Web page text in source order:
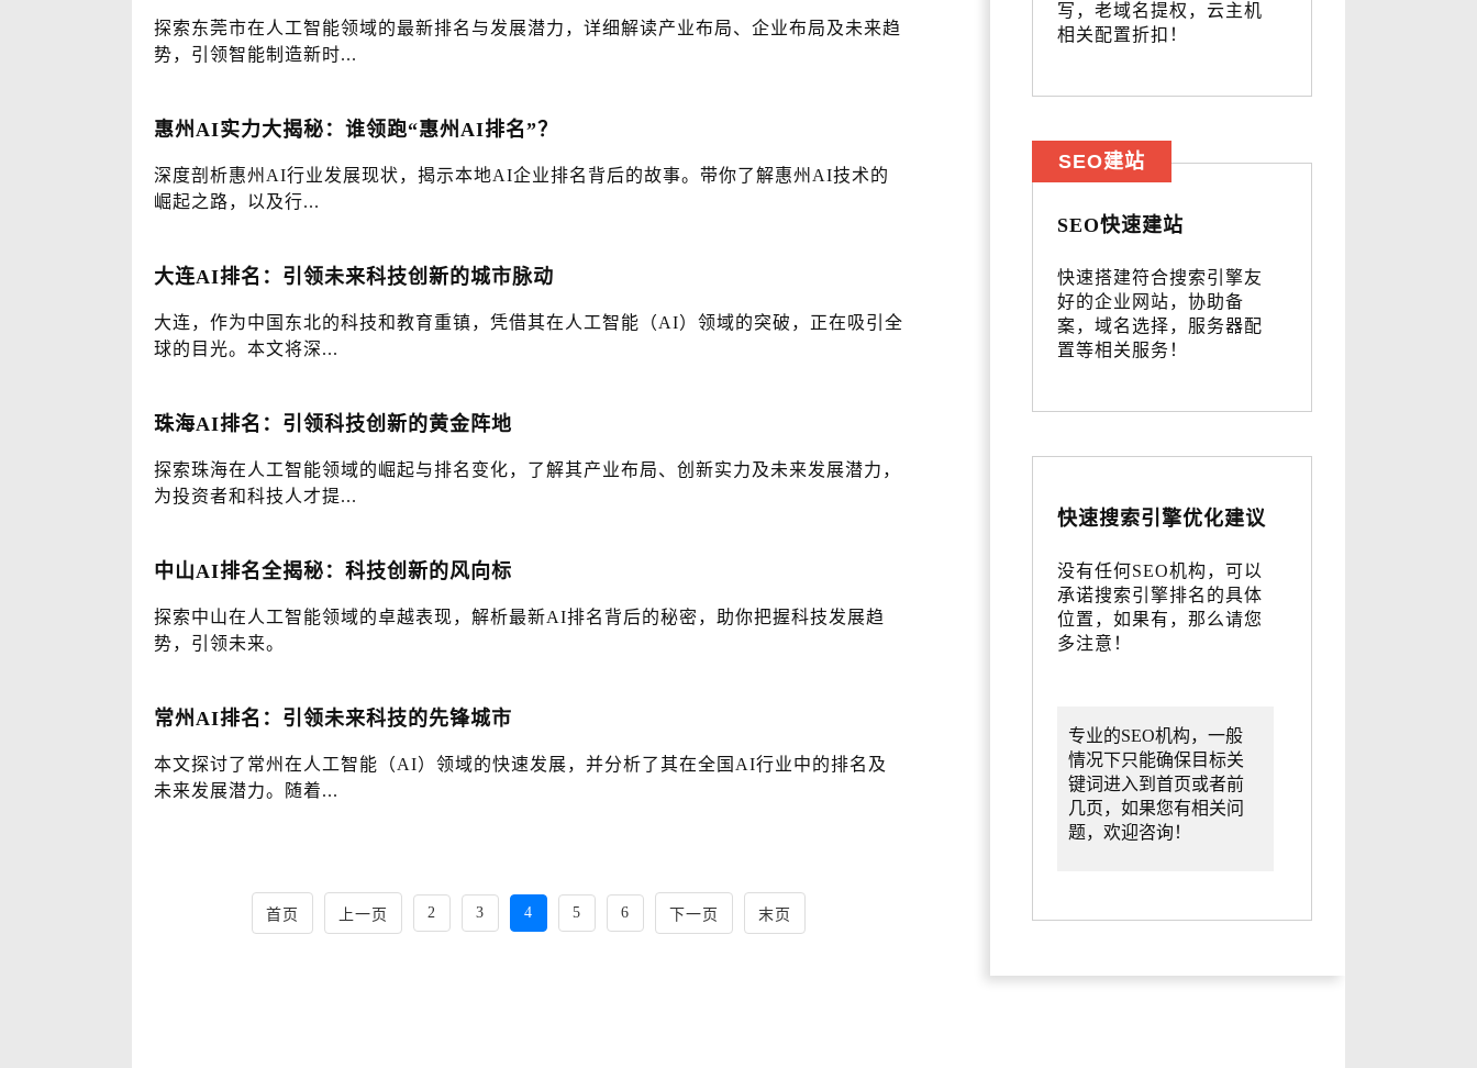
探索东莞市在人工智能领域的最新排名与发展潜力，详细解读产业布局、企业布局及未来趋
势，引领智能制造新时...
惠州AI实力大揭秘：谁领跑“惠州AI排名”？
深度剖析惠州AI行业发展现状，揭示本地AI企业排名背后的故事。带你了解惠州AI技术的
崛起之路，以及行...
大连AI排名：引领未来科技创新的城市脉动
大连，作为中国东北的科技和教育重镇，凭借其在人工智能（AI）领域的突破，正在吸引全
球的目光。本文将深...
珠海AI排名：引领科技创新的黄金阵地
探索珠海在人工智能领域的崛起与排名变化，了解其产业布局、创新实力及未来发展潜力，
为投资者和科技人才提...
中山AI排名全揭秘：科技创新的风向标
探索中山在人工智能领域的卓越表现，解析最新AI排名背后的秘密，助你把握科技发展趋
势，引领未来。
常州AI排名：引领未来科技的先锋城市
本文探讨了常州在人工智能（AI）领域的快速发展，并分析了其在全国AI行业中的排名及
未来发展潜力。随着...
首页 上一页 2 3 4 5 6 下一页 末页
写，老域名提权，云主机
相关配置折扣！
SEO快速建站
快速搭建符合搜索引擎友
好的企业网站，协助备
案，域名选择，服务器配
置等相关服务！
SEO建站
快速搜索引擎优化建议
没有任何SEO机构，可以
承诺搜索引擎排名的具体
位置，如果有，那么请您
多注意！
专业的SEO机构，一般
情况下只能确保目标关
键词进入到首页或者前
几页，如果您有相关问
题，欢迎咨询！